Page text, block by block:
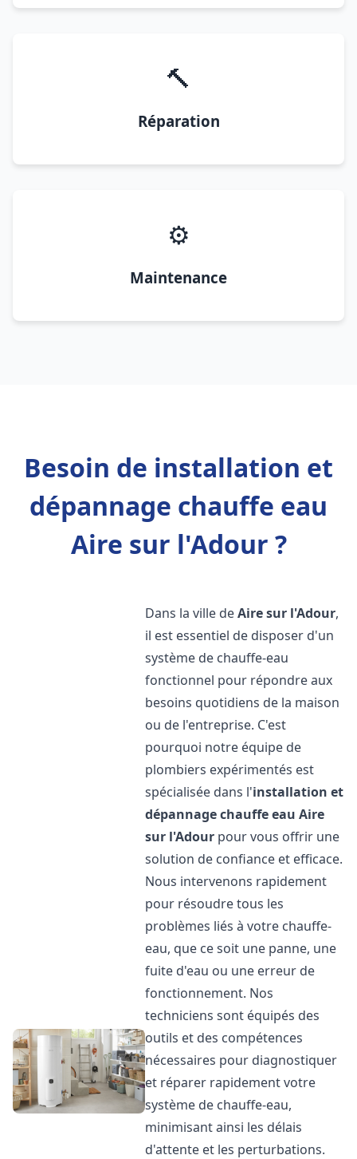
🔨
Réparation
⚙️
Maintenance
Besoin de installation et
dépannage chauffe eau
Aire sur l'Adour ?
Dans la ville deAire sur l'Adour,
il est essentiel de disposer d'un
système de chauffe-eau
fonctionnel pour répondre aux
besoins quotidiens de la maison
ou de l'entreprise. C'est
pourquoi notre équipe de
plombiers expérimentés est
spécialisée dans l'installation et
dépannage chauffe eau Aire
sur l'Adour pour vous offrir une
solution de confiance et efficace.
Nous intervenons rapidement
pour résoudre tous les
problèmes liés à votre chauffe-
eau, que ce soit une panne, une
fuite d'eau ou une erreur de
fonctionnement. Nos
techniciens sont équipés des
outils et des compétences
nécessaires pour diagnostiquer
et réparer rapidement votre
système de chauffe-eau,
minimisant ainsi les délais
d'attente et les perturbations.